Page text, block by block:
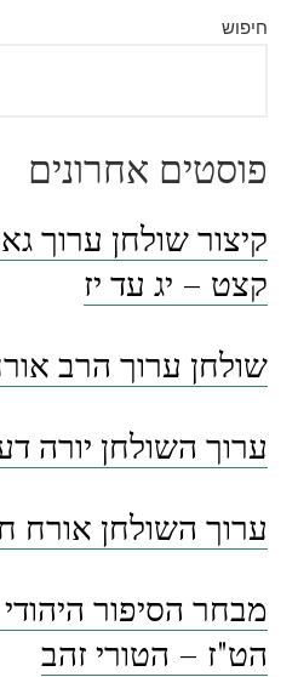
חיפוש
פוסטים אחרונים
קיצור שולחן ערוך
קצט – יג עד יז
שולחן ערוך הרב
ערוך השולחן יורה
ערוך השולחן אורח
מבחר הסיפור
הט"ז – הטורי זהב